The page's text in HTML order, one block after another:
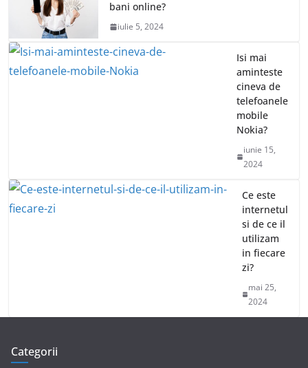
bani online?
iulie 5, 2024
Isi mai
aminteste
cineva de
telefoanele
mobile
Nokia?
iunie 15,
2024
Ce este
internetul
si de ce il
utilizam
in fiecare
zi?
mai 25,
2024
Categorii